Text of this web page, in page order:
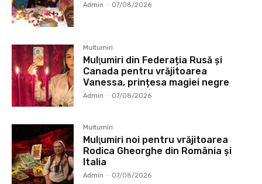
Admin - 07/08/2026
Multumiri
Mulţumiri din Federația Rusă și
Canada pentru vrăjitoarea
Vanessa, prințesa magiei negre
Admin - 07/08/2026
Multumiri
Mulţumiri noi pentru vrăjitoarea
Rodica Gheorghe din România și
Italia
Admin - 07/08/2026